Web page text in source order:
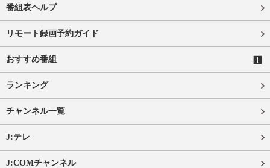
番組表ヘルプ
リモート録画予約ガイド
おすすめ番組
ランキング
チャンネル一覧
J:テレ
J:COMチャンネル